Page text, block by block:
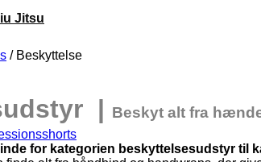
Jitsu
/Beskyttelse
| Beskyt alt fra
for kategorien beskyttelsesudstyr til